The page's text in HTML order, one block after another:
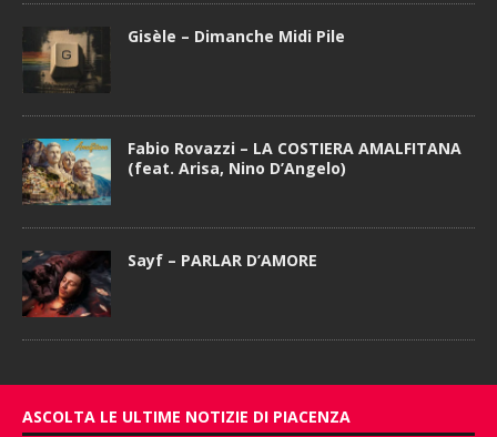
Gisèle – Dimanche Midi Pile
Fabio Rovazzi – LA COSTIERA AMALFITANA
(feat. Arisa, Nino D’Angelo)
Sayf – PARLAR D’AMORE
ASCOLTA LE ULTIME NOTIZIE DI PIACENZA